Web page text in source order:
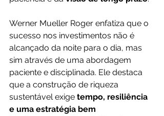
Werner Mueller Roger enfatiza que o
sucesso nos investimentos não é
alcançado da noite para o dia, mas
sim através de uma abordagem
paciente e disciplinada. Ele destaca
que a construção de riqueza
sustentável exige tempo, resiliência
e uma estratégia bem